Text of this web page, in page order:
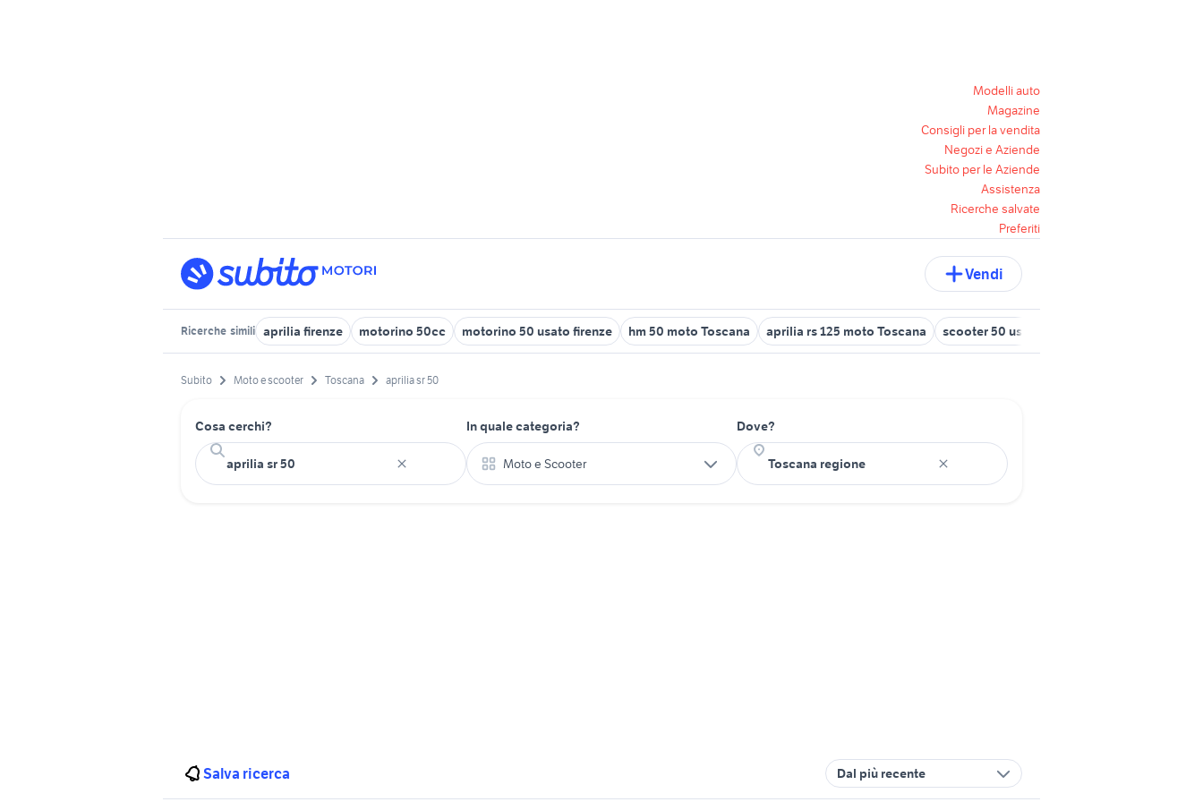
Modelli auto
Magazine
Consigli per la vendita
Negozi e Aziende
Subito per le Aziende
Assistenza
Ricerche salvate
Preferiti
Vendi
Ricerche simili aprilia firenze motorino 50cc motorino 50 usato firenze hm 50 moto Toscana aprilia rs 125 moto Toscana scooter 50 usati livorno
Subito Moto e scooter Toscana aprilia sr 50
Cosa cerchi? In quale categoria?
Moto e Scooter
Dove?
Salva ricerca Dal più recente